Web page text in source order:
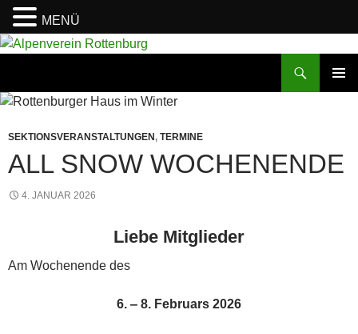
Zum
SEKTIONSVERANSTALTUNGEN, TERMINE
ALL SNOW WOCHENENDE
4. JANUAR 2026
Liebe Mitglieder
Am Wochenende des
6. ‒ 8. Februars 2026
MENÜ